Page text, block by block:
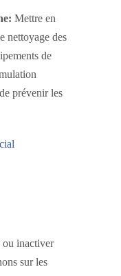
Mettre en
nettoyage des
de
prévenir les
ou inactiver
sur les